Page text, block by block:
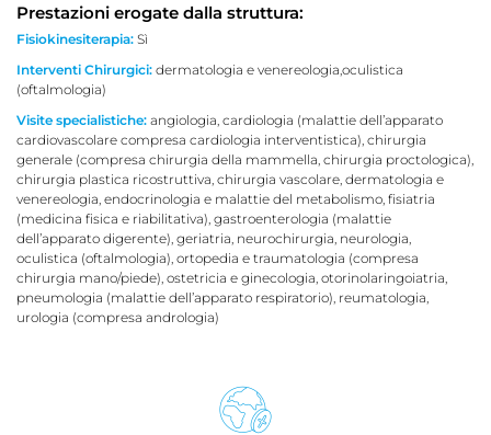
Prestazioni erogate dalla struttura:
Fisiokinesiterapia: Sì
Interventi Chirurgici: dermatologia e venereologia,oculistica
(oftalmologia)
Visite specialistiche: angiologia, cardiologia (malattie dell’apparato
cardiovascolare compresa cardiologia interventistica), chirurgia
generale (compresa chirurgia della mammella, chirurgia proctologica),
chirurgia plastica ricostruttiva, chirurgia vascolare, dermatologia e
venereologia, endocrinologia e malattie del metabolismo, fisiatria
(medicina fisica e riabilitativa), gastroenterologia (malattie
dell’apparato digerente), geriatria, neurochirurgia, neurologia,
oculistica (oftalmologia), ortopedia e traumatologia (compresa
chirurgia mano/piede), ostetricia e ginecologia, otorinolaringoiatria,
pneumologia (malattie dell’apparato respiratorio), reumatologia,
urologia (compresa andrologia)